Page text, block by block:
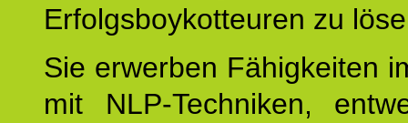
Erfolgsboykotteuren zu
Sie erwerben Fähigkeiten
mit NLP-Techniken,